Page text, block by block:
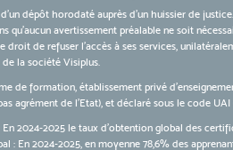
dépôt horodaté auprès d'un huissier de
qu’aucun avertissement préalable ne soit
droit de refuser l'accès à ses services,
la société Visiplus.
de formation, établissement privé
agrément de l’Etat), et déclaré sous le code UAI
En 2024-2025 le taux d'obtention global des
: En 2024-2025, en moyenne 78,6% des